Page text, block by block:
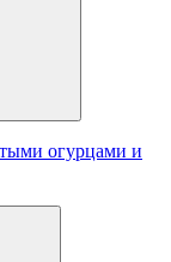
огурцами и